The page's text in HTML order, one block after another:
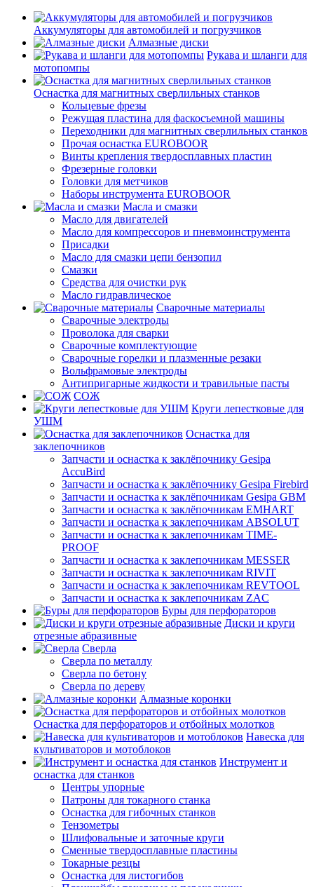
Аккумуляторы для автомобилей и погрузчиков
Алмазные диски
Рукава и шланги для
мотопомпы
Оснастка для магнитных сверлильных станков
Кольцевые фрезы
Режущая пластина для фаскосъемной машины
Переходники для магнитных сверлильных станков
Прочая оснастка EUROBOOR
Винты крепления твердосплавных пластин
Фрезерные головки
Головки для метчиков
Наборы инструмента EUROBOOR
Масла и смазки
Масло для двигателей
Масло для компрессоров и пневмоинструмента
Присадки
Масло для смазки цепи бензопил
Смазки
Средства для очистки рук
Масло гидравлическое
Сварочные материалы
Сварочные электроды
Проволока для сварки
Сварочные комплектующие
Сварочные горелки и плазменные резаки
Вольфрамовые электроды
Антипригарные жидкости и травильные пасты
СОЖ
Круги лепестковые для
УШМ
Оснастка для
заклепочников
Запчасти и оснастка к заклёпочнику Gesipa
AccuBird
Запчасти и оснастка к заклёпочнику Gesipa Firebird
Запчасти и оснастка к заклёпочникам Gesipa GBM
Запчасти и оснастка к заклёпочникам EMHART
Запчасти и оснастка к заклепочникам ABSOLUT
Запчасти и оснастка к заклепочникам TIME-
PROOF
Запчасти и оснастка к заклепочникам MESSER
Запчасти и оснастка к заклепочникам RIVIT
Запчасти и оснастка к заклепочникам REVTOOL
Запчасти и оснастка к заклепочникам ZAC
Буры для перфораторов
Диски и круги
отрезные абразивные
Сверла
Сверла по металлу
Сверла по бетону
Сверла по дереву
Алмазные коронки
Оснастка для перфораторов и отбойных молотков
Навеска для
культиваторов и мотоблоков
Инструмент и
оснастка для станков
Центры упорные
Патроны для токарного станка
Оснастка для гибочных станков
Тензометры
Шлифовальные и заточные круги
Сменные твердосплавные пластины
Токарные резцы
Оснастка для листогибов